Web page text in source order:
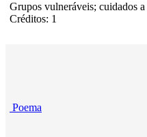
Grupos vulneráveis; cuidados
Créditos: 1
Poema